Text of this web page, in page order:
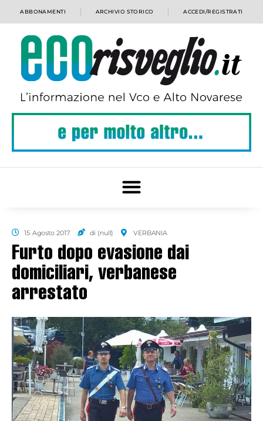
ABBONAMENTI ARCHIVIO STORICO ACCEDI/REGISTRATI
15 Agosto 2017 di (null) VERBANIA
Furto dopo evasione dai
domiciliari, verbanese
arrestato